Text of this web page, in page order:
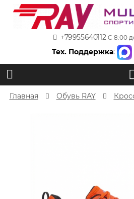
+79955640112 С 8:00
Тех. Поддержка:
Главная Обувь RAY